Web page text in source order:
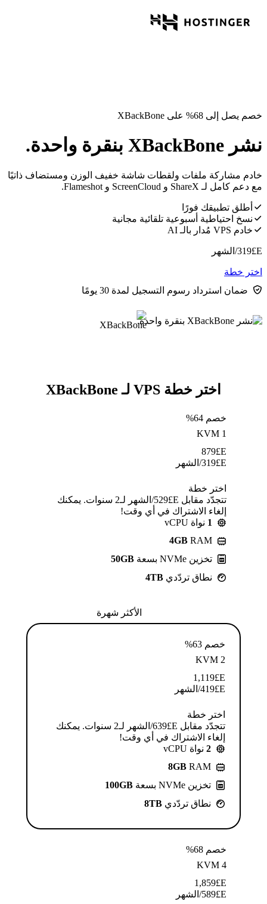
خصم يصل إلى 68% على XBackBone
نشر XBackBone بنقرة واحدة.
خادم مشاركة ملفات ولقطات شاشة خفيف الوزن ومستضاف ذاتيًا
مع دعم كامل لـ ShareX و ScreenCloud و Flameshot.
أطلق تطبيقك فورًا
نسخ احتياطية أسبوعية تلقائية مجانية
خادم VPS مُدار بالـ AI
E£
319/الشهر
اختر خطة
ضمان استرداد رسوم التسجيل لمدة 30 يومًا
اختر خطة VPS لـ XBackBone
خصم 64%
KVM 1
E£
879
E£
319/الشهر
اختر خطة
تتجدّد مقابل E£⁦529⁩/الشهر لـ2 سنوات. يمكنك
إلغاء الاشتراك في أي وقت!
1 نواة vCPU
4GB RAM
تخزين NVMe بسعة
50GB
نطاق تردّدي 4TB
الأكثر شهرة
خصم 63%
KVM 2
E£
1,119
E£
419/الشهر
اختر خطة
تتجدّد مقابل E£⁦639⁩/الشهر لـ2 سنوات. يمكنك
إلغاء الاشتراك في أي وقت!
2 نواة vCPU
8GB RAM
تخزين NVMe بسعة
100GB
نطاق تردّدي 8TB
خصم 68%
KVM 4
E£
1,859
E£
589/الشهر